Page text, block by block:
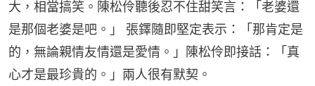
大，相當搞笑。陳松伶聽後忍不住甜笑言：「老婆還
是那個老婆是吧。」 張鐸隨即堅定表示：「那肯定是
的，無論親情友情還是愛情。」陳松伶即接話：「真
心才是最珍貴的。」兩人很有默契。